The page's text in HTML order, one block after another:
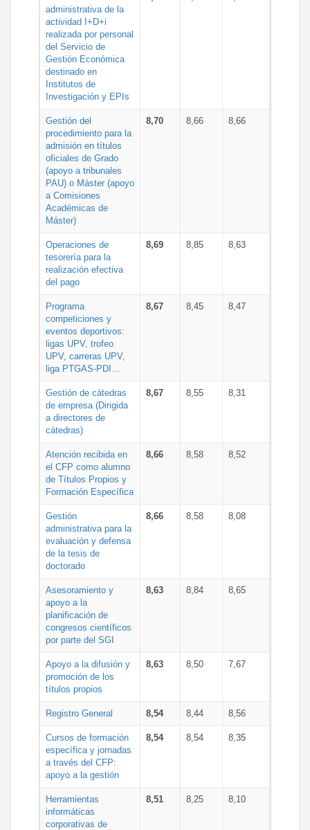
administrativa de la
actividad I+D+i
realizada por personal
del Servicio de
Gestión Económica
destinado en
Institutos de
Investigación y EPIs
Gestión del
procedimiento para la
admisión en títulos
oficiales de Grado
(apoyo a tribunales
PAU) o Máster (apoyo
a Comisiones
Académicas de
Máster)
8,70 8,66 8,66
Operaciones de
tesorería para la
realización efectiva
del pago
8,69 8,85 8,63
Programa
competiciones y
eventos deportivos:
ligas UPV, trofeo
UPV, carreras UPV,
liga PTGAS-PDI...
8,67 8,45 8,47
Gestión de cátedras
de empresa (Dirigida
a directores de
cátedras)
8,67 8,55 8,31
Atención recibida en
el CFP como alumno
de Títulos Propios y
Formación Específica
8,66 8,58 8,52
Gestión
administrativa para la
evaluación y defensa
de la tesis de
doctorado
8,66 8,58 8,08
Asesoramiento y
apoyo a la
planificación de
congresos científicos
por parte del SGI
8,63 8,84 8,65
Apoyo a la difusión y
promoción de los
títulos propios
8,63 8,50 7,67
Registro General 8,54 8,44 8,56
Cursos de formación
específica y jornadas
a través del CFP:
apoyo a la gestión
8,54 8,54 8,35
Herramientas
informáticas
corporativas de
8,51 8,25 8,10